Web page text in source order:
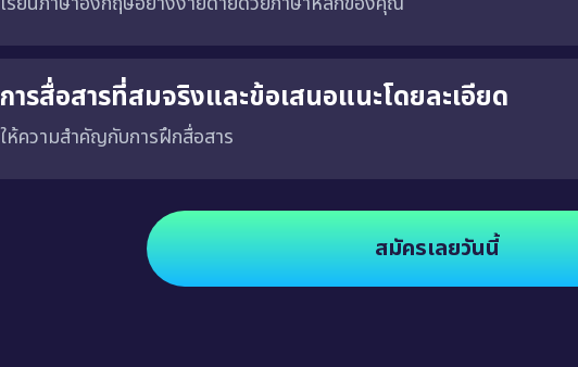
การสื่อสารที่สมจริงและข้อเสนอแนะโดยละเอียด
ให้ความสำคัญกับการฝึกสื่อสาร
สมัครเลยวันนี้